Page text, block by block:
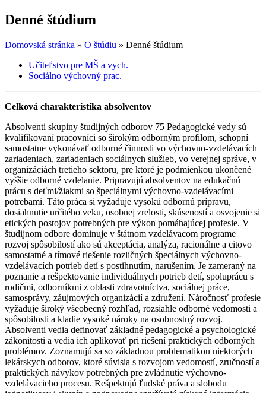
Denné štúdium
Domovská stránka » O štúdiu » Denné štúdium
Učiteľstvo pre MŠ a vych.
Sociálno výchovný prac.
Celková charakteristika absolventov
Absolventi skupiny študijných odborov 75 Pedagogické vedy sú
kvalifikovaní pracovníci so širokým odborným profilom, schopní
samostatne vykonávať odborné činnosti vo výchovno-vzdelávacích
zariadeniach, zariadeniach sociálnych služieb, vo verejnej správe, v
organizáciách tretieho sektoru, pre ktoré je podmienkou ukončené
vyššie odborné vzdelanie. Pripravujú absolventov na edukačnú
prácu s deťmi/žiakmi so špeciálnymi výchovno-vzdelávacími
potrebami. Táto práca si vyžaduje vysokú odbornú prípravu,
dosiahnutie určitého veku, osobnej zrelosti, skúseností a osvojenie si
etických postojov potrebných pre výkon pomáhajúcej profesie. V
študijnom odbore dominuje v štátnom vzdelávacom programe
rozvoj spôsobilostí ako sú akceptácia, analýza, racionálne a citovo
samostatné a tímové riešenie rozličných špeciálnych výchovno-
vzdelávacích potrieb detí s postihnutím, narušením. Je zameraný na
poznanie a rešpektovanie individuálnych potrieb detí, spoluprácu s
rodičmi, odborníkmi z oblasti zdravotníctva, sociálnej práce,
samosprávy, záujmových organizácií a združení. Náročnosť profesie
vyžaduje široký všeobecný rozhľad, rozsiahle odborné vedomosti a
spôsobilosti a kladie vysoké nároky na osobnostný rozvoj.
Absolventi vedia definovať základné pedagogické a psychologické
zákonitosti a vedia ich aplikovať pri riešení praktických odborných
problémov. Zoznamujú sa so základnou problematikou niektorých
lekárskych odborov, ktoré súvisia s rozvojom vedomostí, zručností a
praktických návykov potrebných pre zvládnutie výchovno-
vzdelávacieho procesu. Rešpektujú ľudské práva a slobodu